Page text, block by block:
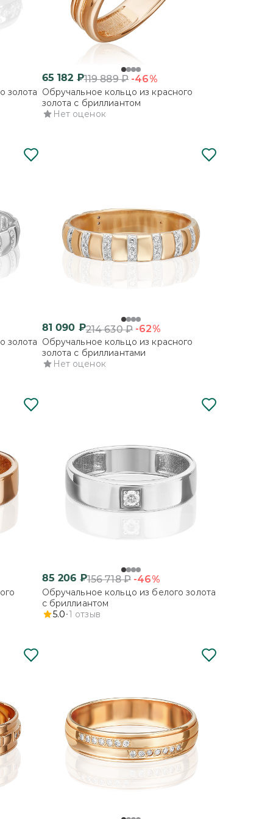
золота
65 182 ₽119 889₽ -46%
Обручальное кольцо из красного
золота с бриллиантом
Нет оценок
золота
81 090 ₽214 630₽ -62%
Обручальное кольцо из красного
золота с бриллиантами
Нет оценок
85 206 ₽156 718₽ -46%
Обручальное кольцо из белого золота
с бриллиантом
5.0 1 отзыв